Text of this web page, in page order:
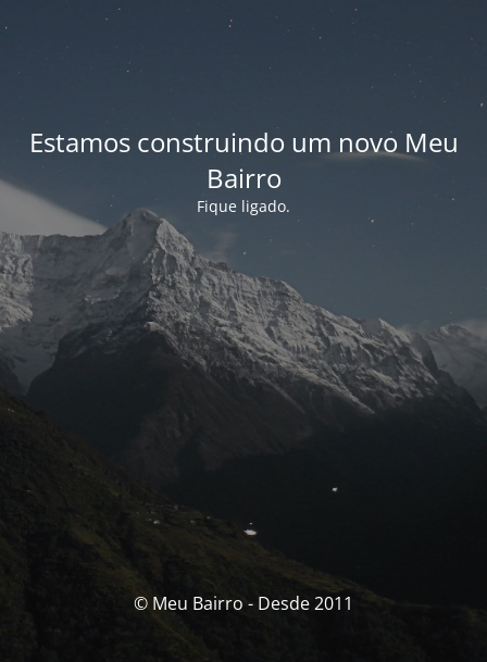
Estamos construindo um novo Meu
Bairro
Fique ligado.
© Meu Bairro - Desde 2011